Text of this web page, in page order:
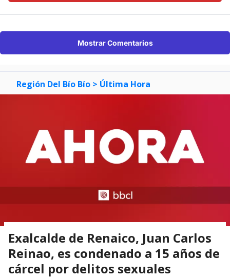
Mostrar Comentarios
Región Del Bío Bío > Última Hora
Exalcalde de Renaico, Juan Carlos
Reinao, es condenado a 15 años de
cárcel por delitos sexuales